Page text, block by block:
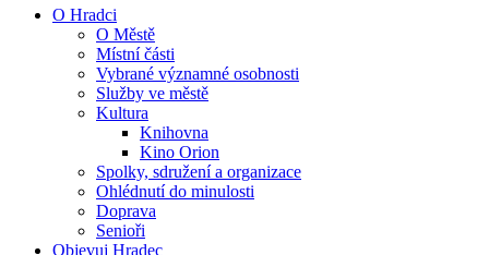
O Hradci
O Městě
Místní části
Vybrané významné osobnosti
Služby ve městě
Kultura
Knihovna
Kino Orion
Spolky, sdružení a organizace
Ohlédnutí do minulosti
Doprava
Senioři
Objevuj Hradec